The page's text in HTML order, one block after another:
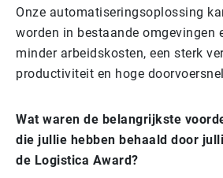
Onze automatiseringsoplossing
worden in bestaande omgevingen
minder arbeidskosten, een sterk
productiviteit en hoge
Wat waren de belangrijkste
die jullie hebben behaald door
de Logistica Award?